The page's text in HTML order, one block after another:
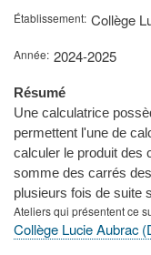
Établissement Collège
Année 2024-2025
Résumé
Une calculatrice
permettent l'une de
calculer le produit des
somme des carrés
plusieurs fois de suite
Ateliers qui présentent ce
Collège Lucie Aubrac